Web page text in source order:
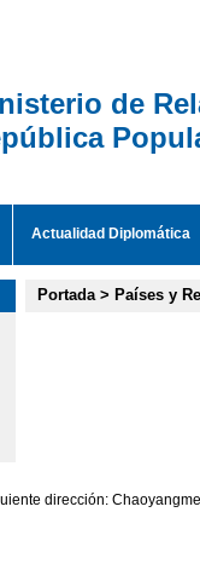
de
Actualidad Diplomática
Portada> Países y
dirección: